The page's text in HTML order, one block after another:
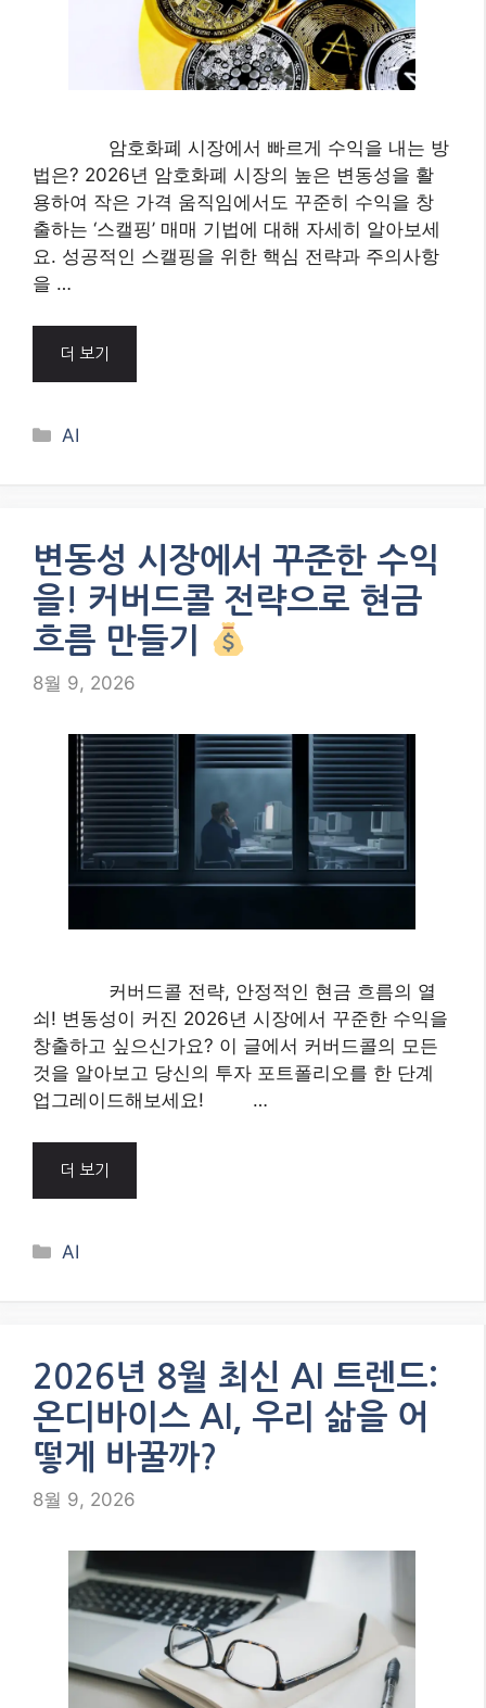
암호화폐 시장에서 빠르게 수익을 내는 방
법은? 2026년 암호화폐 시장의 높은 변동성을 활
용하여 작은 가격 움직임에서도 꾸준히 수익을 창
출하는 ‘스캘핑’ 매매 기법에 대해 자세히 알아보세
요. 성공적인 스캘핑을 위한 핵심 전략과 주의사항
을 …
더 보기
Categories
AI
변동성 시장에서 꾸준한 수익
을! 커버드콜 전략으로 현금
흐름 만들기
8월 9, 2026
커버드콜 전략, 안정적인 현금 흐름의 열
쇠! 변동성이 커진 2026년 시장에서 꾸준한 수익을
창출하고 싶으신가요? 이 글에서 커버드콜의 모든
것을 알아보고 당신의 투자 포트폴리오를 한 단계
업그레이드해보세요! …
더 보기
Categories
AI
2026년 8월 최신 AI 트렌드:
온디바이스 AI, 우리 삶을 어
떻게 바꿀까?
8월 9, 2026